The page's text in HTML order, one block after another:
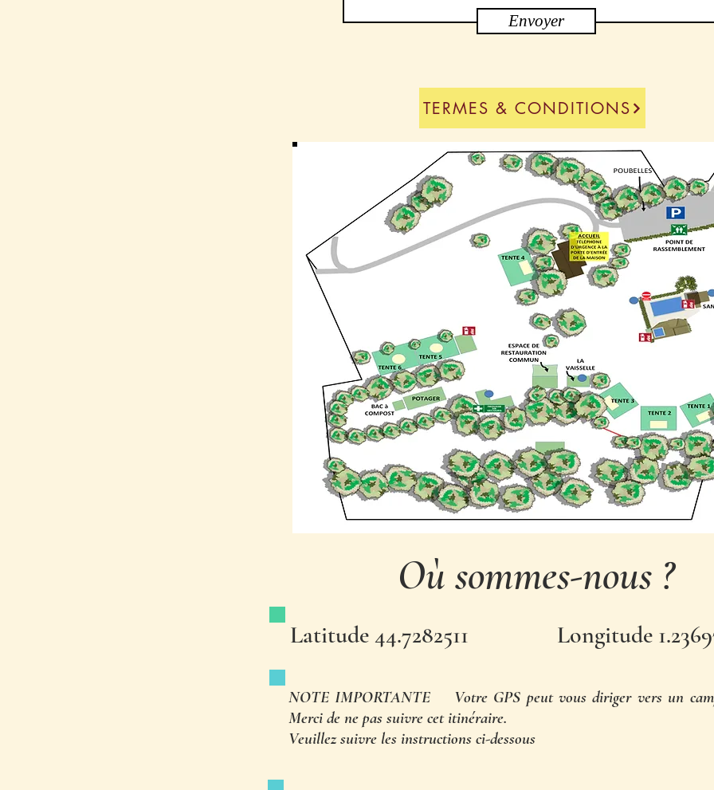
Envoyer
TERMES & CONDITIONS
Où sommes-nous ?
Latitude 44.7282511 Longitude
NOTE IMPORTANTE Votre GPS peut vous diriger vers un
Merci de ne pas suivre cet itinéraire.
Veuillez suivre les instructions ci-dessous